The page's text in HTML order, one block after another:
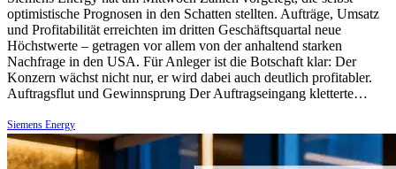
optimistische Prognosen in den Schatten stellten. Aufträge, Umsatz
und Profitabilität erreichten im dritten Geschäftsquartal neue
Höchstwerte – getragen vor allem von der anhaltend starken
Nachfrage in den USA. Für Anleger ist die Botschaft klar: Der
Konzern wächst nicht nur, er wird dabei auch deutlich profitabler.
Auftragsflut und Gewinnsprung Der Auftragseingang kletterte…
Siemens Energy